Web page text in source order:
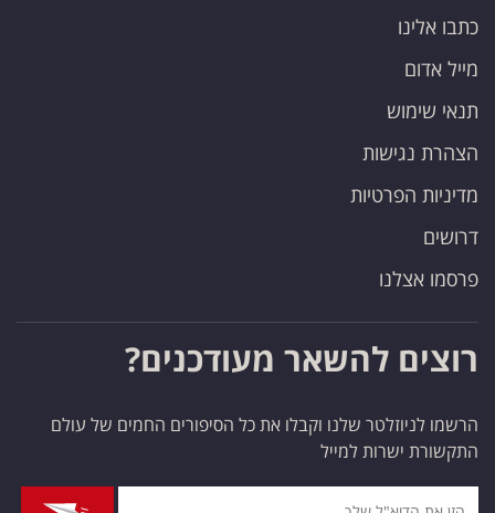
כתבו אלינו
מייל אדום
תנאי שימוש
הצהרת נגישות
מדיניות הפרטיות
דרושים
פרסמו אצלנו
רוצים להשאר מעודכנים?
הרשמו לניוזלטר שלנו וקבלו את כל הסיפורים החמים של עולם
התקשורת ישרות למייל